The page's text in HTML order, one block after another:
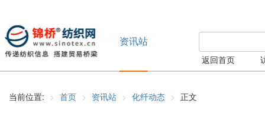
资讯站
返回首页
当前位置: 首页 资讯站 化纤动态 正文